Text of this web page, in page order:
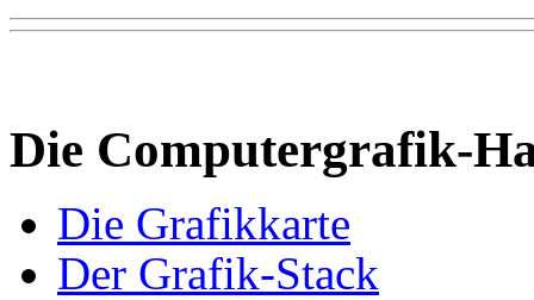
Die Computergrafik-
Die Grafikkarte
Der Grafik-Stack